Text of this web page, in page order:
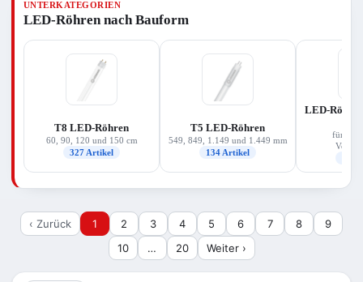
für Ihre Leuchte, die passende Lichtfarbe
(warmweiß bis kaltweiß) und vor allem die
Betriebsart Ihres vorhandenen Vorschaltgeräts.
Das Sortiment deckt Ersatzleistungen von rund 14
bis 58 W ab und stammt überwiegend von
Osram/Ledvance und Philips.
UNTERKATEGORIEN
LED-Röhren nach Bauform
T8 LED-Röhren
60, 90, 120 und 150 cm
327 Artikel
T5 LED-Röhren
549, 849, 1.149 und 1.449 mm
134 Artikel
LED-
für
‹ Zurück 1 2 3 4 5 6 7 8
9
10
… 20 Weiter ›